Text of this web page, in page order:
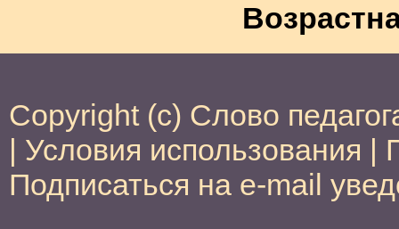
Copyright (c) Слово
| Условия использования |
Подписаться на e-mail